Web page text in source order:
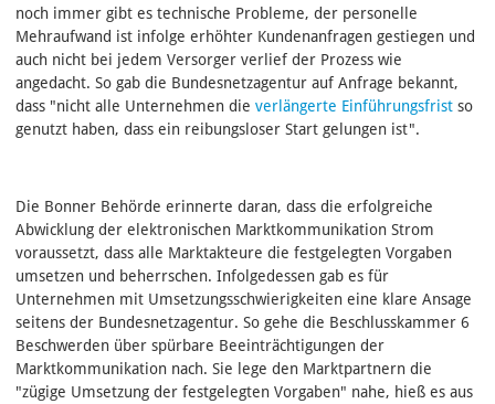
noch immer gibt es technische Probleme, der personelle
Mehraufwand ist infolge erhöhter Kundenanfragen gestiegen und
auch nicht bei jedem Versorger verlief der Prozess wie
angedacht. So gab die Bundesnetzagentur auf Anfrage bekannt,
dass "nicht alle Unternehmen die verlängerte Einführungsfrist so
genutzt haben, dass ein reibungsloser Start gelungen ist".
Die Bonner Behörde erinnerte daran, dass die erfolgreiche
Abwicklung der elektronischen Marktkommunikation Strom
voraussetzt, dass alle Marktakteure die festgelegten Vorgaben
umsetzen und beherrschen. Infolgedessen gab es für
Unternehmen mit Umsetzungsschwierigkeiten eine klare Ansage
seitens der Bundesnetzagentur. So gehe die Beschlusskammer 6
Beschwerden über spürbare Beeinträchtigungen der
Marktkommunikation nach. Sie lege den Marktpartnern die
"zügige Umsetzung der festgelegten Vorgaben" nahe, hieß es aus